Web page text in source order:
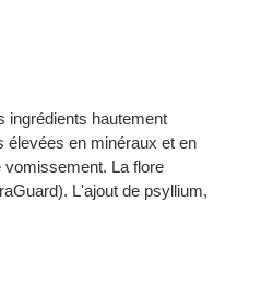
ingrédients hautement
élevées en minéraux et en
vomissement. La flore
L'ajout de psyllium,